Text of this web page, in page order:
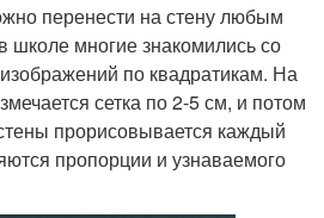
перенести на стену любым
многие знакомились со
по квадратикам. На
сетка по 2-5 см, и потом
прорисовывается каждый
пропорции и узнаваемого